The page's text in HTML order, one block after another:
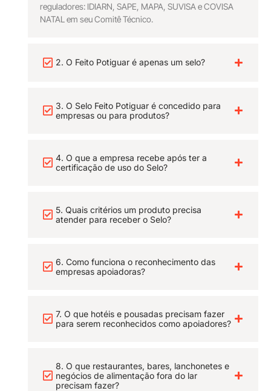
reguladores: IDIARN, SAPE, MAPA, SUVISA e COVISA
NATAL em seu Comitê Técnico.
2. O Feito Potiguar é apenas um selo?
3. O Selo Feito Potiguar é concedido para
empresas ou para produtos?
4. O que a empresa recebe após ter a
certificação de uso do Selo?
5. Quais critérios um produto precisa
atender para receber o Selo?
6. Como funciona o reconhecimento das
empresas apoiadoras?
7. O que hotéis e pousadas precisam fazer
para serem reconhecidos como apoiadores?
8. O que restaurantes, bares, lanchonetes e
negócios de alimentação fora do lar
precisam fazer?